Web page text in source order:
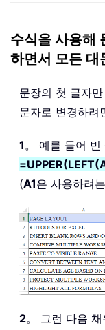
수식을 사용해
하면서 모든 대
문장의 첫 글자
문자로 변경하려
1 。 예를 들어 빈
(A1은 사용하려
2。 그런 다음